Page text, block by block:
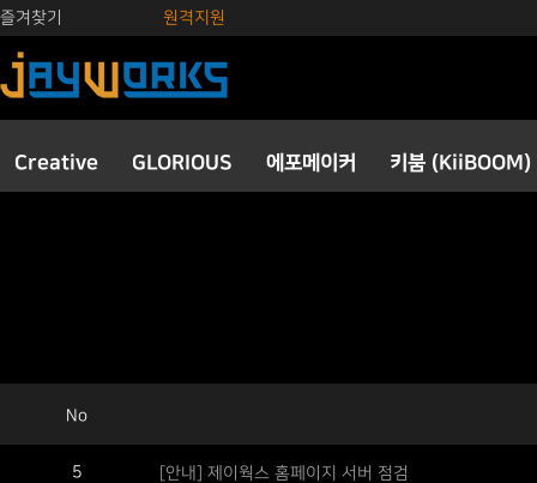
즐겨찾기 원격지원
Creative GLORIOUS 에포메이커 키붐 (KiiBOOM)
No
5 [안내] 제이웍스 홈페이지 서버 점검